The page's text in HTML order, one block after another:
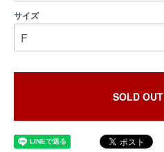
サイズ
SOLD OUT